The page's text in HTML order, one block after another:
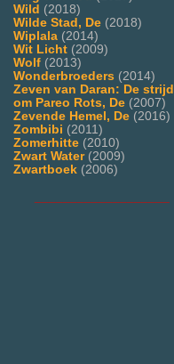
Wild (2018)
Wilde Stad, De (2018)
Wiplala (2014)
Wit Licht (2009)
Wolf (2013)
Wonderbroeders (2014)
Zeven van Daran: De strijd
om Pareo Rots, De (2007)
Zevende Hemel, De (2016)
Zombibi (2011)
Zomerhitte (2010)
Zwart Water(2009)
Zwartboek (2006)